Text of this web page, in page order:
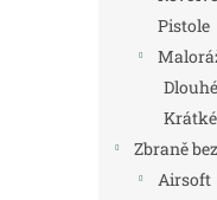
Pistole
Dlouhé
Krátké
Zbraně
Airsoft